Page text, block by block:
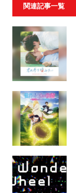
関連記事一覧